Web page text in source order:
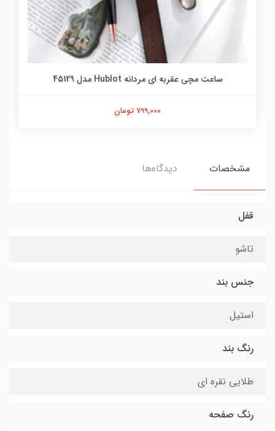
ساعت مچی عقربه ای مردانه Hublot مدل 45129
799,000 تومان
مشخصات دیدگاه‌ها
قفل
تاشو
جنس بند
استیل
رنگ بند
طلایی نقره ای
رنگ صفحه